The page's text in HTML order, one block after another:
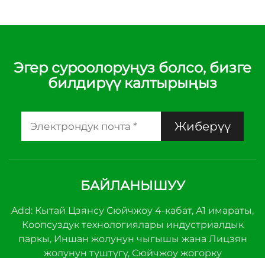
Эгер суроолоруңуз болсо, бизге
билдирүү калтырыңыз
Жиберүү
БАЙЛАНЫШУУ
Add: Кытай Цзянсу Сюйчжоу 4-кабат, А1 имараты,
Коопсуздук технологиялары индустриалдык
паркы, Иншан жолунун чыгышы жана Лицзян
жолунун түштүгү, Сюйчжоу жогорку